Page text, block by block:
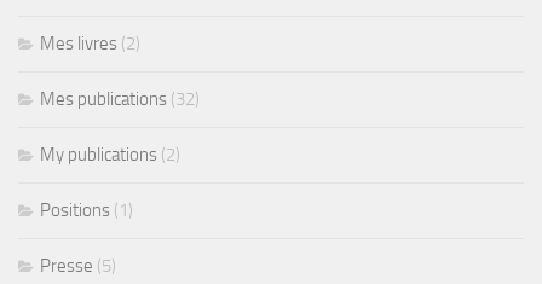
Mes livres (2)
Mes publications (32)
My publications (2)
Positions (1)
Presse (5)